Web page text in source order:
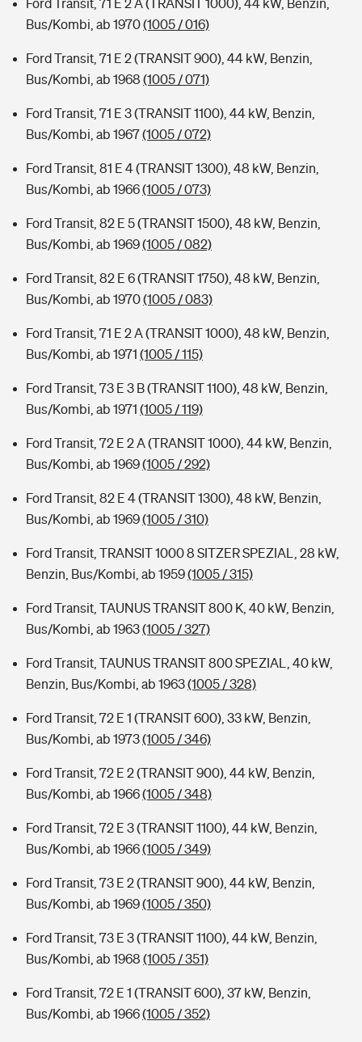
Ford Transit, 71 E 2 A (TRANSIT 1000), 44 kW, Benzin,
Bus/Kombi, ab 1970(1005 / 016)
Ford Transit, 71 E 2 (TRANSIT 900), 44 kW, Benzin,
Bus/Kombi, ab 1968 (1005 / 071)
Ford Transit, 71 E 3 (TRANSIT 1100), 44 kW, Benzin,
Bus/Kombi, ab 1967(1005 / 072)
Ford Transit, 81 E 4 (TRANSIT 1300), 48 kW, Benzin,
Bus/Kombi, ab 1966(1005 / 073)
Ford Transit, 82 E 5 (TRANSIT 1500), 48 kW, Benzin,
Bus/Kombi, ab 1969(1005 / 082)
Ford Transit, 82 E 6 (TRANSIT 1750), 48 kW, Benzin,
Bus/Kombi, ab 1970(1005 / 083)
Ford Transit, 71 E 2 A (TRANSIT 1000), 48 kW, Benzin,
Bus/Kombi, ab 1971 (1005 / 115)
Ford Transit, 73 E 3 B (TRANSIT 1100), 48 kW, Benzin,
Bus/Kombi, ab 1971 (1005 / 119)
Ford Transit, 72 E 2 A (TRANSIT 1000), 44 kW, Benzin,
Bus/Kombi, ab 1969(1005 / 292)
Ford Transit, 82 E 4 (TRANSIT 1300), 48 kW, Benzin,
Bus/Kombi, ab 1969(1005 / 310)
Ford Transit, TRANSIT 1000 8 SITZER SPEZIAL, 28 kW,
Benzin, Bus/Kombi, ab 1959(1005 / 315)
Ford Transit, TAUNUS TRANSIT 800 K, 40 kW, Benzin,
Bus/Kombi, ab 1963(1005 / 327)
Ford Transit, TAUNUS TRANSIT 800 SPEZIAL, 40 kW,
Benzin, Bus/Kombi, ab 1963(1005 / 328)
Ford Transit, 72 E 1 (TRANSIT 600), 33 kW, Benzin,
Bus/Kombi, ab 1973(1005 / 346)
Ford Transit, 72 E 2 (TRANSIT 900), 44 kW, Benzin,
Bus/Kombi, ab 1966(1005 / 348)
Ford Transit, 72 E 3 (TRANSIT 1100), 44 kW, Benzin,
Bus/Kombi, ab 1966(1005 / 349)
Ford Transit, 73 E 2 (TRANSIT 900), 44 kW, Benzin,
Bus/Kombi, ab 1969(1005 / 350)
Ford Transit, 73 E 3 (TRANSIT 1100), 44 kW, Benzin,
Bus/Kombi, ab 1968 (1005 / 351)
Ford Transit, 72 E 1 (TRANSIT 600), 37 kW, Benzin,
Bus/Kombi, ab 1966(1005 / 352)